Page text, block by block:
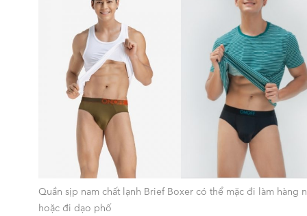
Quần sịp nam chất lạnh Brief Boxer có thể mặc đi làm hàng
hoặc đi dạo phố